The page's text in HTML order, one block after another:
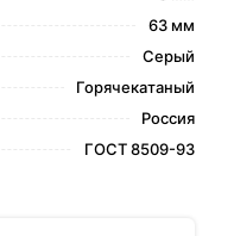
63 мм
Серый
Горячекатаный
Россия
ГОСТ 8509-93